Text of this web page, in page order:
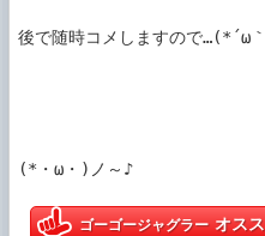
後で随時コメしますので…(*´ω
ゴーゴージャグラー オス